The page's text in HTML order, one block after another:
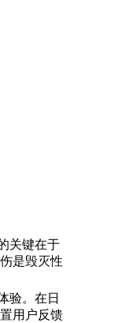
关键在于
是毁灭性
验。在日
用户反馈